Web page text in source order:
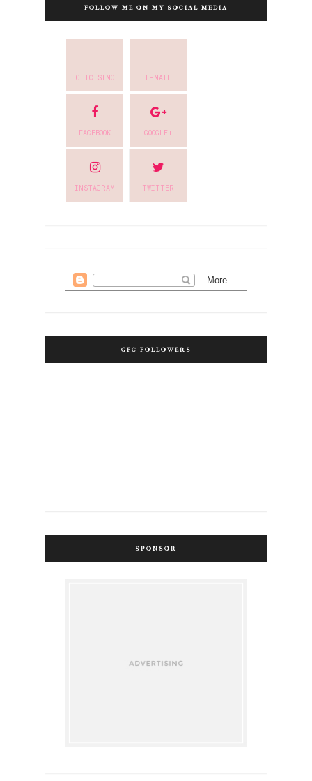
FOLLOW ME ON MY SOCIAL MEDIA
CHICISIMO E-MAIL
FACEBOOK GOOGLE+
INSTAGRAM TWITTER
GFC FOLLOWERS
SPONSOR